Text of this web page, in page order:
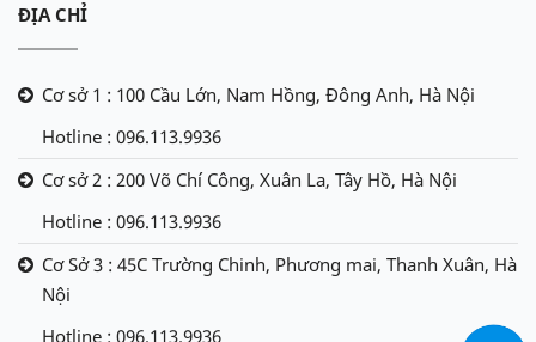
ĐỊA CHỈ
Cơ sở 1 : 100 Cầu Lớn, Nam Hồng, Đông Anh, Hà Nội
Hotline : 096.113.9936
Cơ sở 2 : 200 Võ Chí Công, Xuân La, Tây Hồ, Hà Nội
Hotline : 096.113.9936
Cơ Sở 3 : 45C Trường Chinh, Phương mai, Thanh Xuân, Hà
Nội
Hotline : 096.113.9936